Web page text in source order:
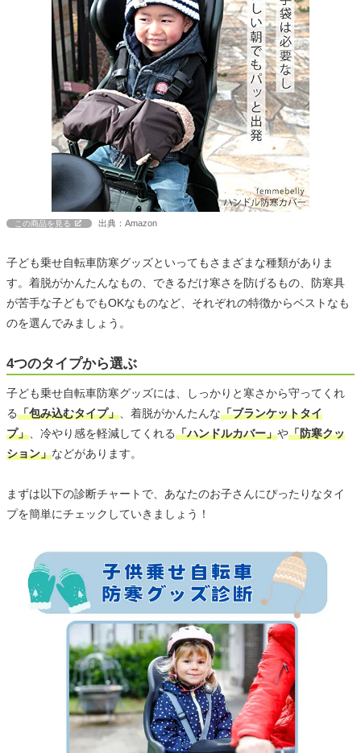
この商品を見る 出典：Amazon
子ども乗せ自転車防寒グッズといってもさまざまな種類がありま
す。着脱がかんたんなもの、できるだけ寒さを防げるもの、防寒具
が苦手な子どもでもOKなものなど、それぞれの特徴からベストなも
のを選んでみましょう。
4つのタイプから選ぶ
子ども乗せ自転車防寒グッズには、しっかりと寒さから守ってくれ
る「包み込むタイプ」 、着脱がかんたんな「ブランケットタイ
プ」 、冷やり感を軽減してくれる「ハンドルカバー」や「防寒クッ
ション」などがあります。
まずは以下の診断チャートで、あなたのお子さんにぴったりなタイ
プを簡単にチェックしていきましょう！